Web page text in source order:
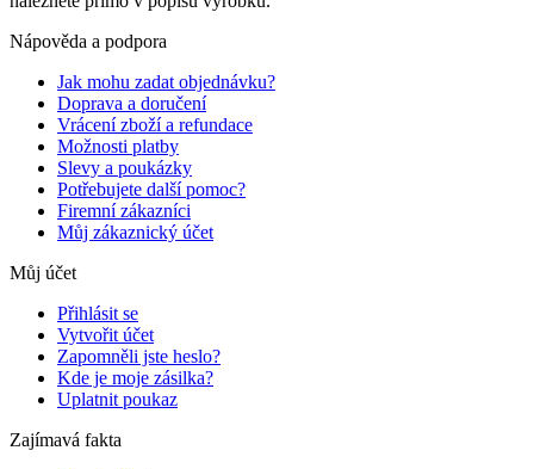
Nápověda a podpora
Jak mohu zadat objednávku?
Doprava a doručení
Vrácení zboží a refundace
Možnosti platby
Slevy a poukázky
Potřebujete další pomoc?
Firemní zákazníci
Můj zákaznický účet
Můj účet
Přihlásit se
Vytvořit účet
Zapomněli jste heslo?
Kde je moje zásilka?
Uplatnit poukaz
Zajímavá fakta